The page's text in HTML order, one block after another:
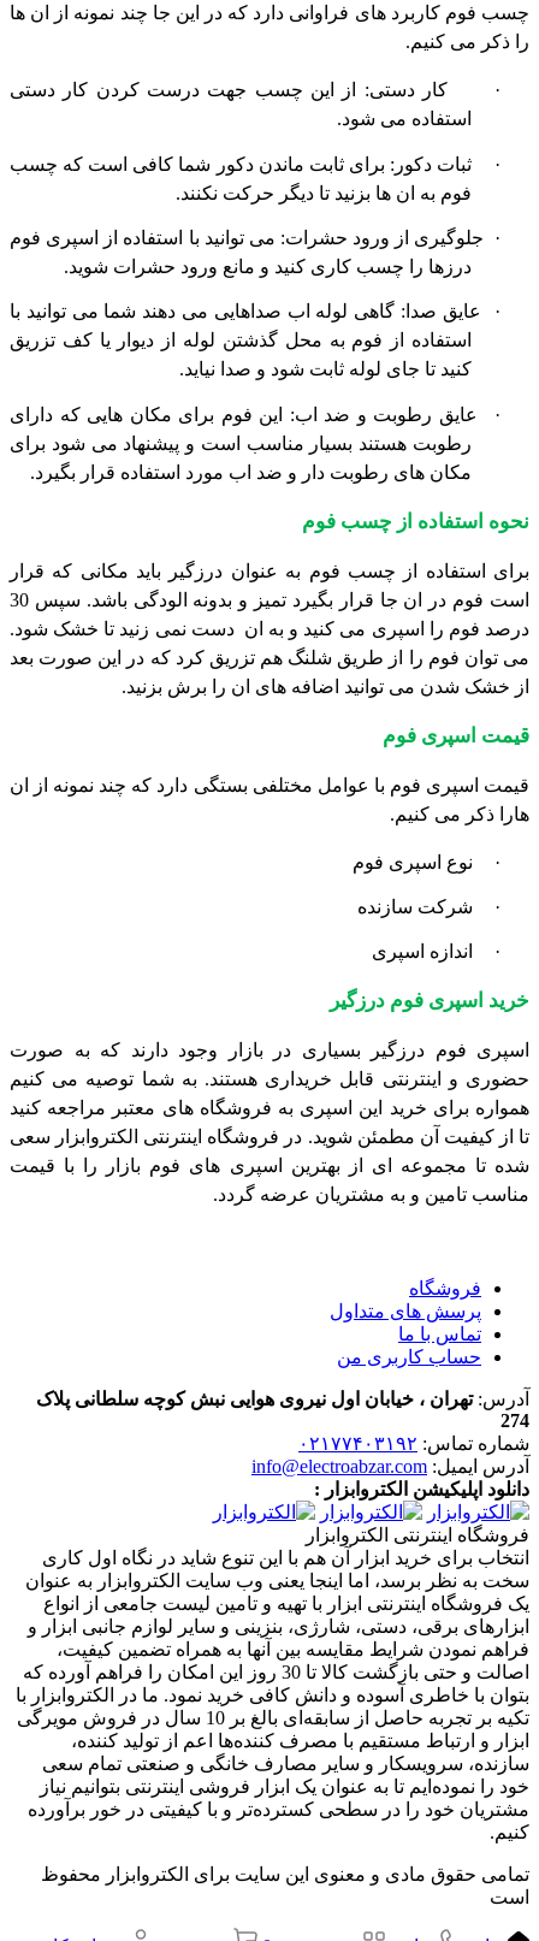
چسب فوم کاربرد های فراوانی دارد که در این جا چند نمونه از ان ها
را ذکر می کنیم.
·
کار دستی: از این چسب جهت درست کردن کار دستی
استفاده می شود.
·
ثبات دکور: برای ثابت ماندن دکور شما کافی است که چسب
فوم به ان ها بزنید تا دیگر حرکت نکنند.
·
جلوگیری از ورود حشرات: می توانید با استفاده از اسپری فوم
درزها را چسب کاری کنید و مانع ورود حشرات شوید.
·
عایق صدا: گاهی لوله اب صداهایی می دهند شما می توانید با
استفاده از فوم به محل گذشتن لوله از دیوار یا کف تزریق
کنید تا جای لوله ثابت شود و صدا نیاید.
·
عایق رطوبت و ضد اب: این فوم برای مکان هایی که دارای
رطوبت هستند بسیار مناسب است و پیشنهاد می شود برای
مکان های رطوبت دار و ضد اب مورد استفاده قرار بگیرد.
نحوه استفاده از چسب فوم
برای استفاده از چسب فوم به عنوان درزگیر باید مکانی که قرار
است فوم در ان جا قرار بگیرد تمیز و بدونه الودگی باشد. سپس 30
درصد فوم را اسپری می کنید و به ان دست نمی زنید تا خشک شود.
می توان فوم را از طریق شلنگ هم تزریق کرد که در این صورت بعد
از خشک شدن می توانید اضافه های ان را برش بزنید.
قیمت اسپری فوم
قیمت اسپری فوم با عوامل مختلفی بستگی دارد که چند نمونه از ان
هارا ذکر می کنیم.
· نوع اسپری فوم
· شرکت سازنده
· اندازه اسپری
خرید اسپری فوم درزگیر
اسپری فوم درزگیر بسیاری در بازار وجود دارند که به صورت
حضوری و اینترنتی قابل خریداری هستند. به شما توصیه می کنیم
همواره برای خرید این اسپری به فروشگاه های معتبر مراجعه کنید
تا از کیفیت آن مطمئن شوید. در فروشگاه اینترنتی الکتروابزار سعی
شده تا مجموعه ای از بهترین اسپری های فوم بازار را با قیمت
مناسب تامین و به مشتریان عرضه گردد.
فروشگاه
پرسش های متداول
تماس با ما
حساب کاربری من
آدرس:تهران ، خیابان اول نیروی هوایی نبش کوچه سلطانی پلاک
274
شماره تماس: ۰۲۱۷۷۴۰۳۱۹۲
آدرس ایمیل: info@electroabzar.com
دانلود اپلیکیشن الکتروابزار :
فروشگاه اینترنتی الکتروابزار
انتخاب برای خرید ابزار آن هم با این تنوع شاید در نگاه اول کاری
سخت به نظر برسد، اما اینجا یعنی وب سایت الکتروابزار به عنوان
یک فروشگاه اینترنتی ابزار با تهیه و تامین لیست جامعی از انواع
ابزار‌های برقی، دستی، شارژی، بنزینی و سایر لوازم جانبی ابزار و
فراهم نمودن شرایط مقایسه بین آنها به همراه تضمین کیفیت،
اصالت و حتی بازگشت کالا تا 30 روز این امکان را فراهم آورده که
بتوان با خاطری آسوده و دانش کافی خرید نمود. ما در الکتروابزار با
تکیه بر تجربه حاصل از سابقه‌ای بالغ بر 10 سال در فروش مویرگی
ابزار و ارتباط مستقیم با مصرف کننده‌ها اعم از تولید کننده،
سازنده، سرویسکار و سایر مصارف خانگی و صنعتی تمام سعی
خود را نموده‌ایم تا به عنوان یک ابزار فروشی اینترنتی بتوانیم نیاز
مشتریان خود را در سطحی کسترده‌تر و با کیفیتی در خور برآورده
کنیم.
تمامی حقوق مادی و معنوی این سایت برای الکتروابزار محفوظ
است